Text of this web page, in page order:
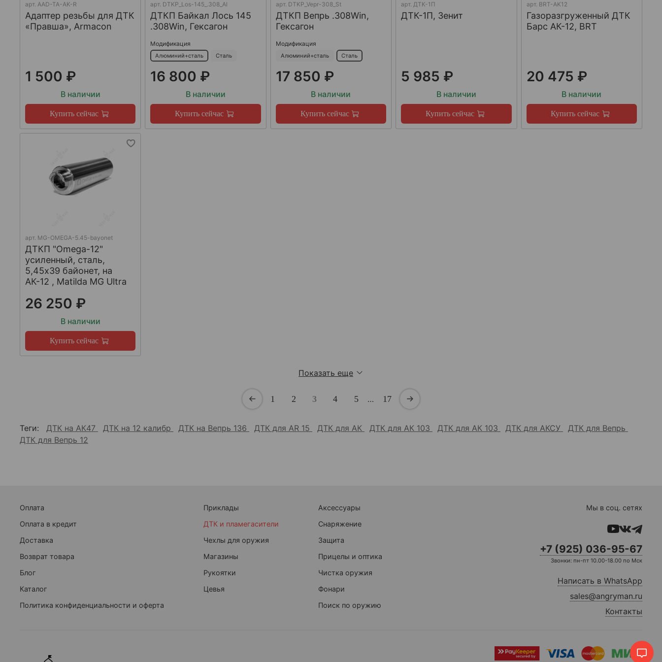
арт. AAD-TA-AK-R
Адаптер резьбы для ДТК
«Правша», Armacon
1 500 ₽
В наличии
Купить сейчас
арт. DTKP_Los-145_.308_Al
ДТКП Байкал Лось 145
.308Win, Гексагон
Модификация
Алюминий+сталь Сталь
16 800 ₽
В наличии
Купить сейчас
арт. DTKP_Vepr-308_St
ДТКП Вепрь .308Win,
Гексагон
Модификация
Алюминий+сталь Сталь
17 850 ₽
В наличии
Купить сейчас
арт. ДТК-1П
ДТК-1П, Зенит
5 985 ₽
В наличии
Купить сейчас
арт. BRT-AK12
Газоразгруженный ДТК
Барс АК-12, BRT
20 475 ₽
В наличии
Купить сейчас
арт. MG-OMEGA-5.45-bayonet
ДТКП "Omega-12"
усиленный, сталь,
5,45x39 байонет, на
АК-12 , Matilda MG Ultra
26 250 ₽
В наличии
Купить сейчас
Показать еще
1 2 3 4 5 … 17
Теги: ДТК на АК47 ДТК на 12 калибр ДТК на Вепрь 136 ДТК для AR 15 ДТК для АК ДТК для АК 103 ДТК для АК 103 ДТК для АКСУ
ДТК для Вепрь
ДТК для Вепрь 12
Оплата
Оплата в кредит
Доставка
Возврат товара
Блог
Каталог
Политика конфиденциальности и оферта
Приклады
ДТК и пламегасители
Чехлы для оружия
Магазины
Рукоятки
Цевья
Аксессуары
Снаряжение
Защита
Прицелы и оптика
Чистка оружия
Фонари
Поиск по оружию
Мы в соц. сетях
+7 (925) 036-95-67
Звонки: пн-пт 10.00-18.00 по Мск
Написать в WhatsApp
sales@angryman.ru
Контакты